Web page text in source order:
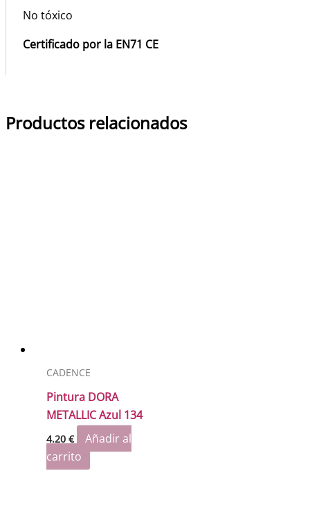
No tóxico
Certificado por la EN71 CE
Productos relacionados
CADENCE
Pintura DORA
METALLIC Azul 134
4.20€
Añadir al
carrito